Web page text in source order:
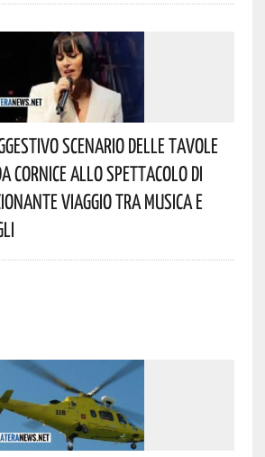
Scenario Delle Tavole
Cornice Allo Spettacolo Di
Viaggio Tra Musica E